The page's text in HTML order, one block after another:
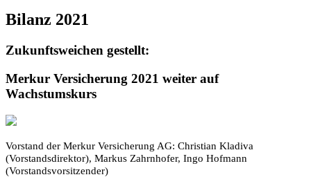
Bilanz 2021
Zukunftsweichen gestellt:
Merkur Versicherung 2021 weiter auf
Wachstumskurs
Vorstand der Merkur Versicherung AG: Christian Kladiva
(Vorstandsdirektor), Markus Zahrnhofer, Ingo Hofmann
(Vorstandsvorsitzender)